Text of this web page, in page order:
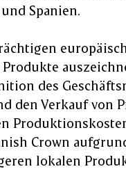
Spanien.
des
den Verkauf von
Crown
lokalen